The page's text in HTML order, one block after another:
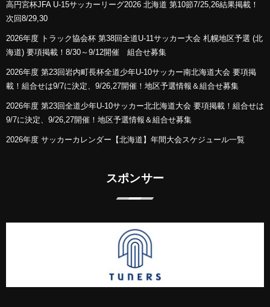
高円宮杯JFA U-15サッカーリーグ2026 北海道 第10節7/25,26結果掲載！
次回8/29,30
2026年度 トラック協会杯 第38回全道U-11サッカー大会 札幌地区予選 (北
海道) 要項掲載！8/30～9/12開催 組合せ募集
2026年度 第23回岩内町長杯全道少年U-10サッカー南北海道大会 要項掲
載！組合せは9/7に決定、9/26,27開催！地区予選情報＆組合せ募集
2026年度 第23回全道少年U-10サッカー北北海道大会 要項掲載！組合せは
9/7に決定、9/26,27開催！地区予選情報＆組合せ募集
2026年度 サッカーカレンダー【北海道】年間大会スケジュール一覧
スポンサー